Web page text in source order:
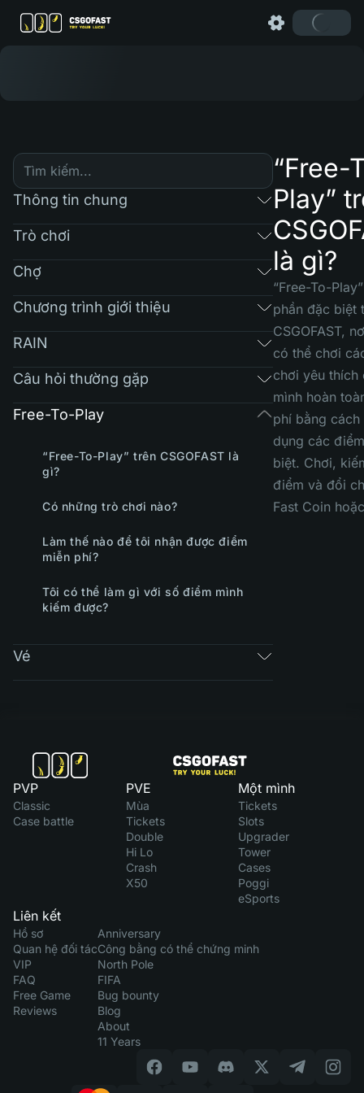
Thông tin chung
Trò chơi
Chợ
Chương trình giới thiệu
RAIN
Câu hỏi thường gặp
Free-To-Play
“Free-To-Play” trên CSGOFAST là
gì?
Có những trò chơi nào?
Làm thế nào để tôi nhận được điểm
miễn phí?
Tôi có thể làm gì với số điểm mình
kiếm được?
Vé
“Free-
Play”
là gì?
“Free-To-
phần đặc biệt
CSGOFAST,
có thể chơi
chơi yêu thích
mình hoàn
phí bằng cách
dụng các
biệt. Chơi,
điểm và đổi
Fast Coin
PVP
Classic
Case battle
PVE
Mùa
Tickets
Double
Hi Lo
Crash
X50
Một mình
Tickets
Slots
Upgrader
Tower
Cases
Poggi
eSports
Liên kết
Hồ sơ
Quan hệ đối tác
VIP
FAQ
Free Game
Reviews
Anniversary
Công bằng có thể chứng minh
North Pole
FIFA
Bug bounty
Blog
About
11 Years